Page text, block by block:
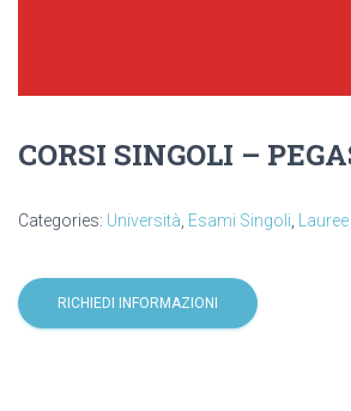
CORSI SINGOLI –
Categories: Università Esami Singoli Lauree
RICHIEDI INFORMAZIONI